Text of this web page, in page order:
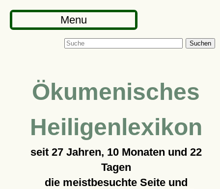
Menu
Suchen
Ökumenisches
Heiligenlexikon
seit 27 Jahren, 10 Monaten und 22
Tagen
die meistbesuchte Seite und